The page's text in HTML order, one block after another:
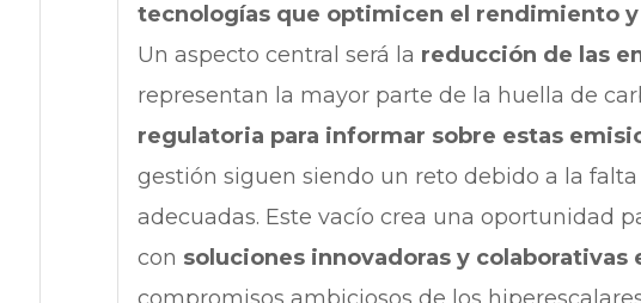
tecnologías que optimicen el rendimiento
Un aspecto central será la reducción de las
representan la mayor parte de la huella de
regulatoria para informar sobre estas
gestión siguen siendo un reto debido a la
adecuadas. Este vacío crea una oportunidad
con soluciones innovadoras y colaborativas